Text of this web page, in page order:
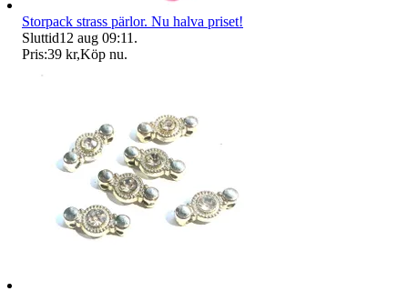
Storpack strass pärlor. Nu halva priset!
Sluttid12 aug 09:11 .
Pris:39 kr,Köp nu.